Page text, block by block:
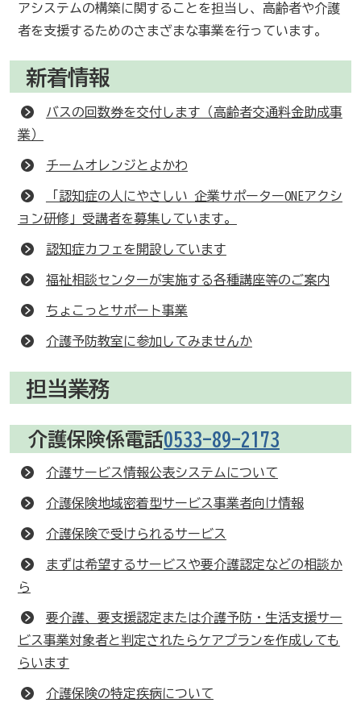
アシステムの構築に関することを担当し、高齢者や介護
者を支援するためのさまざまな事業を行っています。
新着情報
バスの回数券を交付します（高齢者交通料金助成事
業）
チームオレンジとよかわ
「認知症の人にやさしい 企業サポーターONEアクシ
ョン研修」受講者を募集しています。
認知症カフェを開設しています
福祉相談センターが実施する各種講座等のご案内
ちょこっとサポート事業
介護予防教室に参加してみませんか
担当業務
介護保険係電話0533-89-2173
介護サービス情報公表システムについて
介護保険地域密着型サービス事業者向け情報
介護保険で受けられるサービス
まずは希望するサービスや要介護認定などの相談か
ら
要介護、要支援認定または介護予防・生活支援サー
ビス事業対象者と判定されたらケアプランを作成しても
らいます
介護保険の特定疾病について